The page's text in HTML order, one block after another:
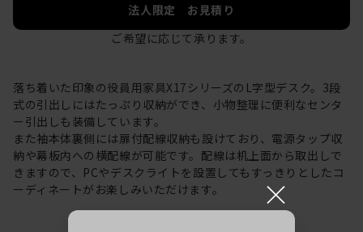
法人限定 お見積り
ご希望に応じて承ります。
落ち着いた印象の役員用家具X17シリーズのL字型デスク。3段
式の引出しにはたっぷり収納ができ、小物整理に便利なセンタ
ー引出しも装備しています。
また袖本体裏側には扉付配線収納も設けており、電源タップ収
納や幕板内への横配線が可能です。配線は机上面から取出しで
きますので、PCやデスクライトを設置してもすっきりとしたコ
ーディネートがお楽しみいただけます。
×